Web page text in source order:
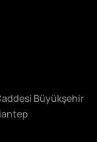
Büyükşehir